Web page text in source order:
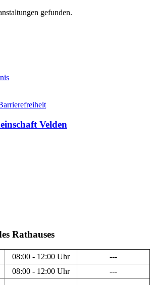
gefunden.
Velden
Rathauses
08:00 - 12:00 Uhr
---
08:00 - 12:00 Uhr ---